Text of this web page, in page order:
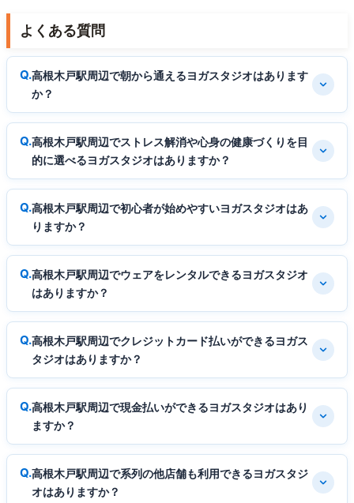
よくある質問
高根木戸駅周辺で朝から通えるヨガスタジオはあります
か？
高根木戸駅周辺でストレス解消や心身の健康づくりを目
的に選べるヨガスタジオはありますか？
高根木戸駅周辺で初心者が始めやすいヨガスタジオはあ
りますか？
高根木戸駅周辺でウェアをレンタルできるヨガスタジオ
はありますか？
高根木戸駅周辺でクレジットカード払いができるヨガス
タジオはありますか？
高根木戸駅周辺で現金払いができるヨガスタジオはあり
ますか？
高根木戸駅周辺で系列の他店舗も利用できるヨガスタジ
オはありますか？